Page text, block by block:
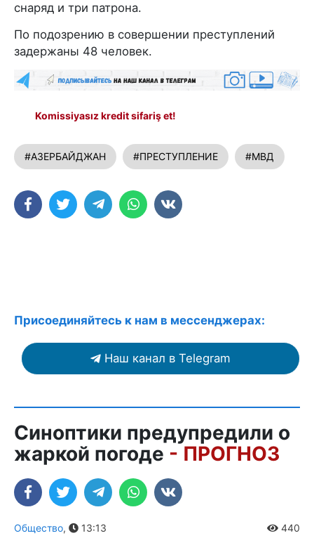
снаряд и три патрона.
По подозрению в совершении преступлений
задержаны 48 человек.
Komissiyasız kredit sifariş et!
#АЗЕРБАЙДЖАН #ПРЕСТУПЛЕНИЕ #МВД
Присоединяйтесь к нам в мессенджерах:
Наш канал в Telegram
Синоптики предупредили о
жаркой погоде - ПРОГНОЗ
Общество, 13:13 440